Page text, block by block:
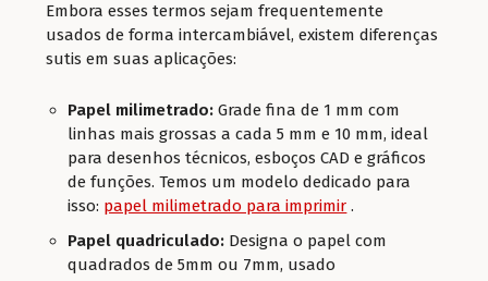
Embora esses termos sejam frequentemente
usados de forma intercambiável, existem diferenças
sutis em suas aplicações:
Papel milimetrado: Grade fina de 1 mm com
linhas mais grossas a cada 5 mm e 10 mm, ideal
para desenhos técnicos, esboços CAD e gráficos
de funções. Temos um modelo dedicado para
isso: papel milimetrado para imprimir .
Papel quadriculado: Designa o papel com
quadrados de 5mm ou 7mm, usado